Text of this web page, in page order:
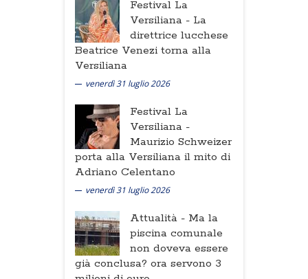
Festival La
Versiliana - La
direttrice lucchese
Beatrice Venezi torna alla
Versiliana
venerdì 31 luglio 2026
Festival La
Versiliana -
Maurizio Schweizer
porta alla Versiliana il mito di
Adriano Celentano
venerdì 31 luglio 2026
Attualità - Ma la
piscina comunale
non doveva essere
già conclusa? ora servono 3